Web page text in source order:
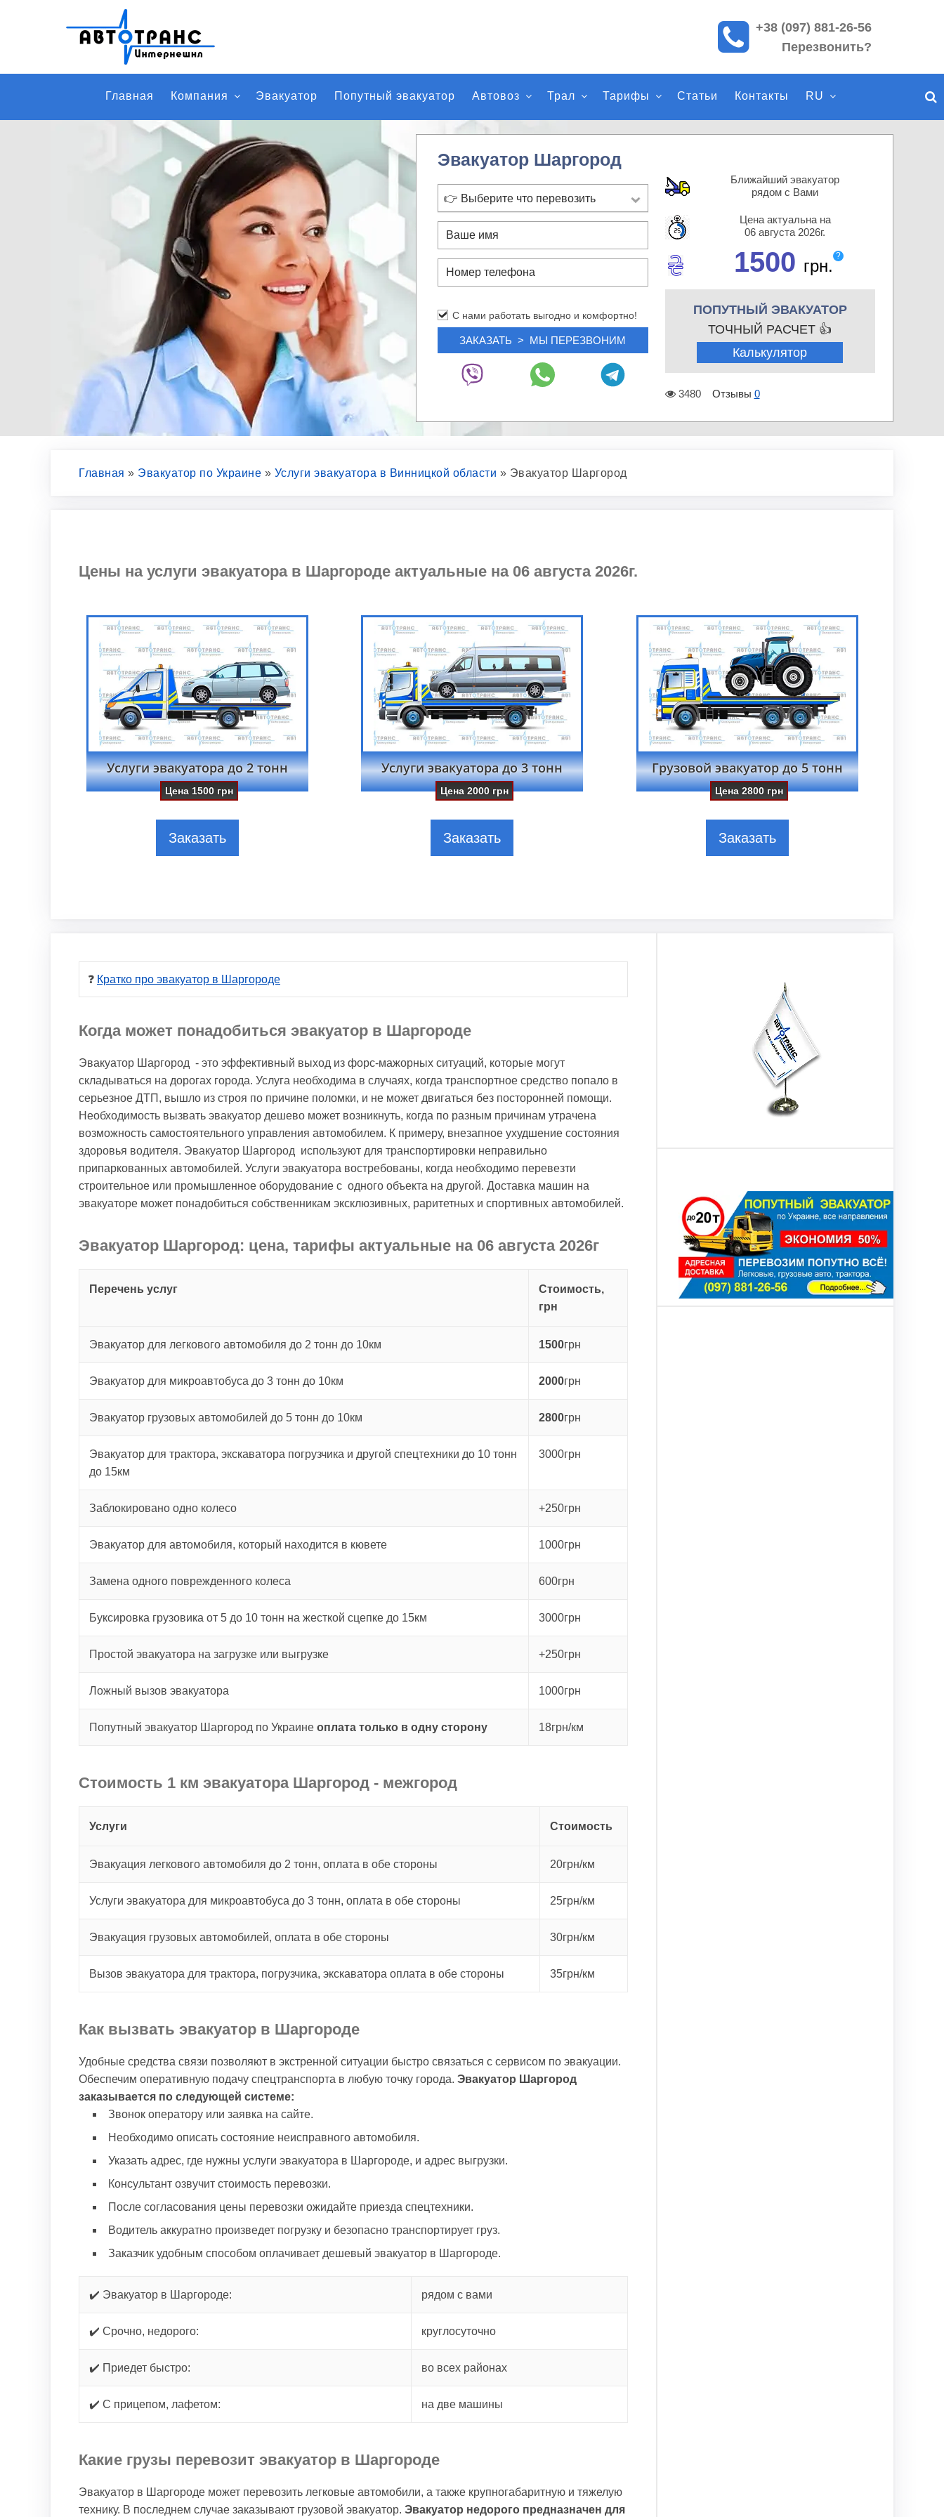
к
п
о
й
у
+38 (097) 881-26-56
Перезвонить?
Главная Компания Эвакуатор Попутный эвакуатор Автовоз Трал Тарифы Статьи Контакты RU
Эвакуатор Шаргород
👉 Выберите что перевозить
С нами работать выгодно и комфортно!
Ближайший эвакуатор
рядом с Вами
Цена актуальна на
06 августа 2026г.
1500 грн.
?
ПОПУТНЫЙ ЭВАКУАТОР
ТОЧНЫЙ РАСЧЕТ 👍
Калькулятор
3480 Отзывы 0
Главная » Эвакуатор по Украине » Услуги эвакуатора в Винницкой области » Эвакуатор Шаргород
Цены на услуги эвакуатора в Шаргороде актуальные на 06 августа 2026г.
Услуги эвакуатора до 2 тонн
Цена 1500 грн
Заказать
Услуги эвакуатора до 3 тонн
Цена 2000грн
Заказать
Грузовой эвакуатор до 5 тонн
Цена2800 грн
Заказать
❓ Кратко про эвакуатор в Шаргороде
Когда может понадобиться эвакуатор в Шаргороде
Эвакуатор Шаргород - это эффективный выход из форс-мажорных ситуаций, которые могут
складываться на дорогах города. Услуга необходима в случаях, когда транспортное средство попало в
серьезное ДТП, вышло из строя по причине поломки, и не может двигаться без посторонней помощи.
Необходимость вызвать эвакуатор дешево может возникнуть, когда по разным причинам утрачена
возможность самостоятельного управления автомобилем. К примеру, внезапное ухудшение состояния
здоровья водителя. Эвакуатор Шаргород используют для транспортировки неправильно
припаркованных автомобилей. Услуги эвакуатора востребованы, когда необходимо перевезти
строительное или промышленное оборудование с одного объекта на другой. Доставка машин на
эвакуаторе может понадобиться собственникам эксклюзивных, раритетных и спортивных автомобилей.
Эвакуатор Шаргород: цена, тарифы актуальные на 06 августа 2026г
Перечень услуг
Стоимость,
грн
Эвакуатор для легкового автомобиля до 2 тонн до 10км 1500грн
Эвакуатор для микроавтобуса до 3 тонн до 10км 2000грн
Эвакуатор грузовых автомобилей до 5 тонн до 10км 2800грн
Эвакуатор для трактора, экскаватора погрузчика и другой спецтехники до 10 тонн
до 15км
3000грн
Заблокировано одно колесо +250грн
Эвакуатор для автомобиля, который находится в кювете 1000грн
Замена одного поврежденного колеса 600грн
Буксировка грузовика от 5 до 10 тонн на жесткой сцепке до 15км 3000грн
Простой эвакуатора на загрузке или выгрузке +250грн
Ложный вызов эвакуатора 1000грн
Попутный эвакуатор Шаргород по Украине оплата только в одну сторону 18грн/км
Стоимость 1 км эвакуатора Шаргород - межгород
Услуги Стоимость
Эвакуация легкового автомобиля до 2 тонн, оплата в обе стороны 20грн/км
Услуги эвакуатора для микроавтобуса до 3 тонн, оплата в обе стороны 25грн/км
Эвакуация грузовых автомобилей, оплата в обе стороны 30грн/км
Вызов эвакуатора для трактора, погрузчика, экскаватора оплата в обе стороны 35грн/км
Как вызвать эвакуатор в Шаргороде
Удобные средства связи позволяют в экстренной ситуации быстро связаться с сервисом по эвакуации.
Обеспечим оперативную подачу спецтранспорта в любую точку города. Эвакуатор Шаргород
заказывается по следующей системе:
Звонок оператору или заявка на сайте.
Необходимо описать состояние неисправного автомобиля.
Указать адрес, где нужны услуги эвакуатора в Шаргороде, и адрес выгрузки.
Консультант озвучит стоимость перевозки.
После согласования цены перевозки ожидайте приезда спецтехники.
Водитель аккуратно произведет погрузку и безопасно транспортирует груз.
Заказчик удобным способом оплачивает дешевый эвакуатор в Шаргороде.
✔️ Эвакуатор в Шаргороде: рядом с вами
✔️ Срочно, недорого: круглосуточно
✔️ Приедет быстро: во всех районах
✔️ С прицепом, лафетом: на две машины
Какие грузы перевозит эвакуатор в Шаргороде
Эвакуатор в Шаргороде может перевозить легковые автомобили, а также крупногабаритную и тяжелую
технику. В последнем случае заказывают грузовой эвакуатор. Эвакуатор недорого предназначен для